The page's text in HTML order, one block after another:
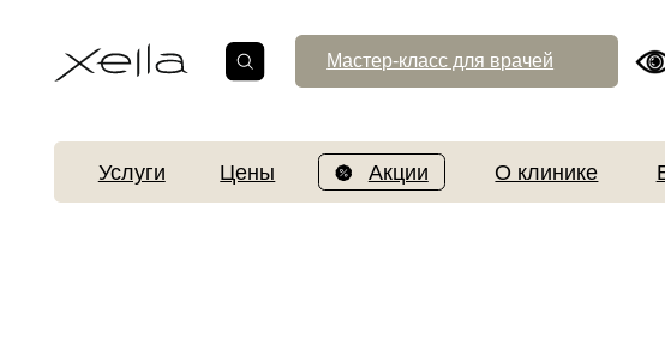
Мастер-класс для врачей
О клинике
Акции